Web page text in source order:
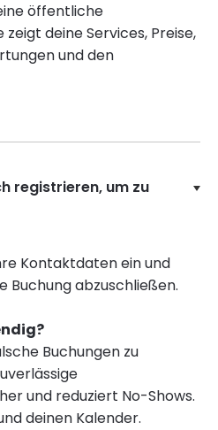
öffentliche
deine Services, Preise,
und den
registrieren, um zu
Kontaktdaten ein und
Buchung abzuschließen.
Buchungen zu
und reduziert No-Shows.
deinen Kalender.